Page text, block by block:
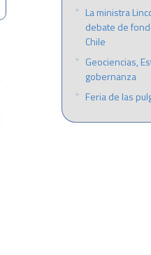
La ministra
debate de
Chile
Geociencias,
gobernanza
Feria de las